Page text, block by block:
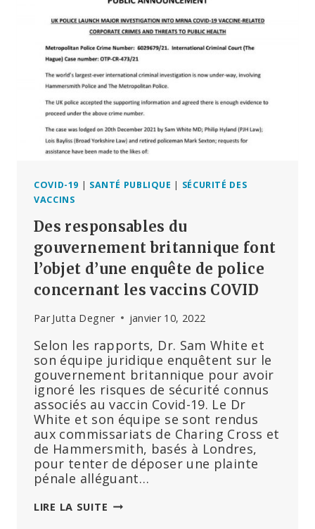
ETHICS’
RÉUNISSANT
DES
SCIENTIFIQUES,
JURISTES
DES
ÉCONOMISTES
INTERNATIONAUX
DE
–
LA
MÉDECINE,
PROPAGANDE
ET
DROIT.
COVID-19 | SANTÉ PUBLIQUE | SÉCURITÉ DES
VACCINS
Des responsables du
gouvernement britannique font
l’objet d’une enquête de police
concernant les vaccins COVID
Par Jutta Degner janvier 10, 2022
Selon les rapports, Dr. Sam White et
son équipe juridique enquêtent sur le
gouvernement britannique pour avoir
ignoré les risques de sécurité connus
associés au vaccin Covid-19. Le Dr
White et son équipe se sont rendus
aux commissariats de Charing Cross et
de Hammersmith, basés à Londres,
pour tenter de déposer une plainte
pénale alléguant…
LIRE LA SUITE DES